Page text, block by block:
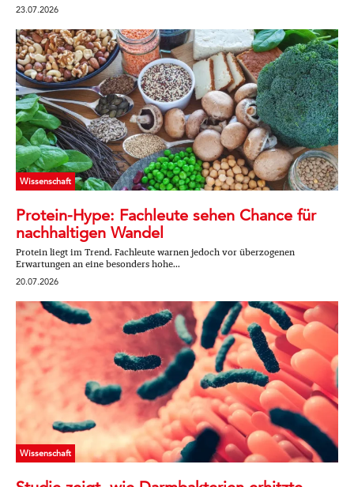
23.07.2026
Wissenschaft
Protein-Hype: Fachleute sehen Chance für
nachhaltigen Wandel
Protein liegt im Trend. Fachleute warnen jedoch vor überzogenen
Erwartungen an eine besonders hohe...
20.07.2026
Wissenschaft